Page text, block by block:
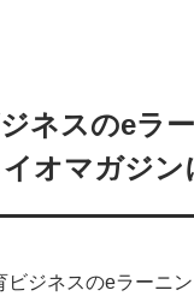
ネスのeラ
オマガジン
ビジネスのeラーニ